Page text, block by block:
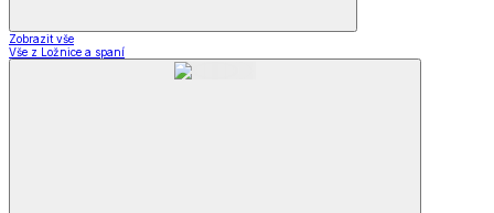
Zobrazit vše
Vše z Ložnice a spaní